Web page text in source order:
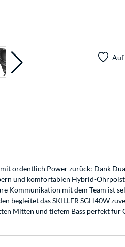
Auf
ordentlich Power zurück: Dank
und komfortablen Hybrid-
Kommunikation mit dem Team ist
begleitet das SKILLER SGH40W
Mitten und tiefem Bass perfekt für